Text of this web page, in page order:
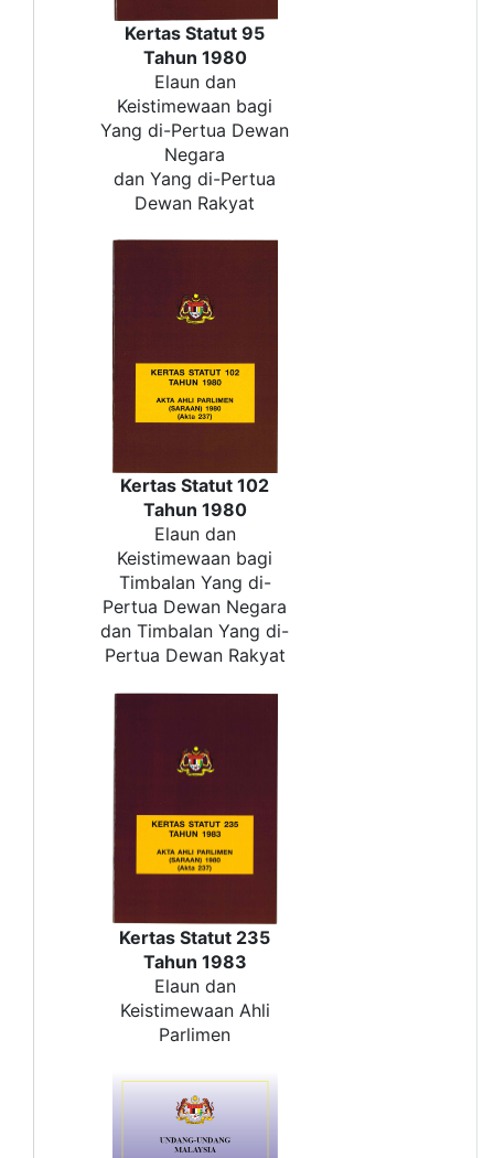
Kertas Statut 95
Tahun 1980
Elaun dan
Keistimewaan bagi
Yang di-Pertua Dewan
Negara
dan Yang di-Pertua
Dewan Rakyat
Kertas Statut 102
Tahun 1980
Elaun dan
Keistimewaan bagi
Timbalan Yang di-
Pertua Dewan Negara
dan Timbalan Yang di-
Pertua Dewan Rakyat
Kertas Statut 235
Tahun 1983
Elaun dan
Keistimewaan Ahli
Parlimen